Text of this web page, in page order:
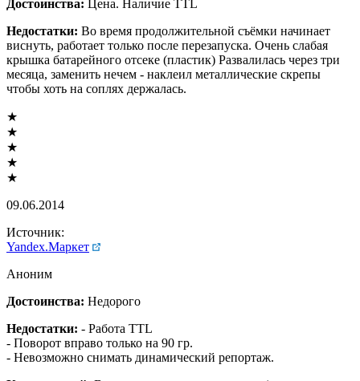
Достоинства: Цена. Наличие TTL
Недостатки: Во время продолжительной съёмки начинает
виснуть, работает только после перезапуска. Очень слабая
крышка батарейного отсеке (пластик) Развалилась через три
месяца, заменить нечем - наклеил металлические скрепы
чтобы хоть на соплях держалась.
★
★
★
★
★
09.06.2014
Источник:
Yandex.Маркет
Аноним
Достоинства: Недорого
Недостатки: - Работа TTL
- Поворот вправо только на 90 гр.
- Невозможно снимать динамический репортаж.